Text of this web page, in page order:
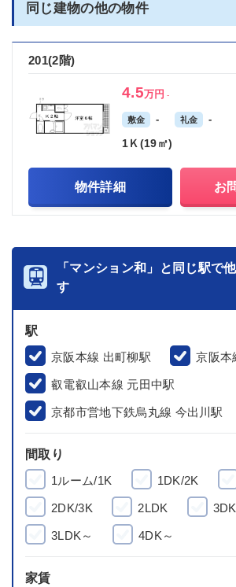
同じ建物の他の物件
201(2階)
4.5万円 -
敷金 - 礼金 -
1Ｋ(19㎡)
物件詳細 お
「マンション和」と同じ駅で
す
駅
京阪本線 出町柳駅
京阪本
叡電叡山本線 元田中駅
京都市営地下鉄烏丸線 今出川駅
間取り
1ルーム/1K
1DK/2K
2DK/3K 2LDK
3LDK～ 4DK～
家賃